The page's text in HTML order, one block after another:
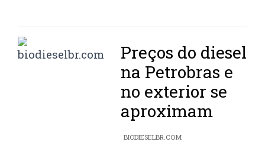
Preços do diesel
na Petrobras e
no exterior se
aproximam
BIODIESELBR.COM